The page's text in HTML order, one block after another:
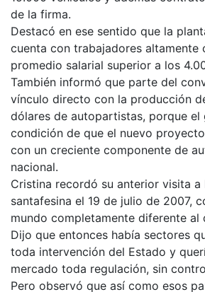
de la firma.
Destacó en ese sentido que la
cuenta con trabajadores altamente
promedio salarial superior a los
También informó que parte del
vínculo directo con la producción
dólares de autopartistas, porque el
condición de que el nuevo
con un creciente componente de
nacional.
Cristina recordó su anterior visita a
santafesina el 19 de julio de 2007,
mundo completamente diferente al
Dijo que entonces había sectores
toda intervención del Estado y
mercado toda regulación, sin
Pero observó que así como esos